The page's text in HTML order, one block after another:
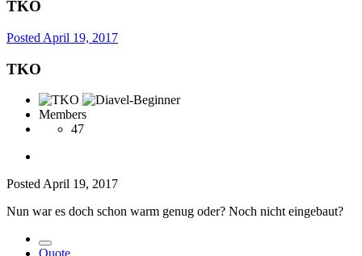
TKO
Posted April 19, 2017
TKO
Members
47
Posted April 19, 2017
Nun war es doch schon warm genug oder? Noch nicht eingebaut?